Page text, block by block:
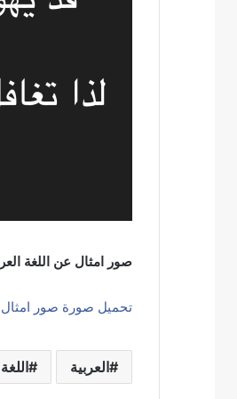
صور امثال عن اللغة
تحميل صورة صور امثال
العربية اللغة